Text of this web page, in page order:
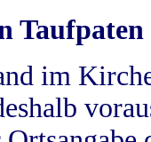
Taufpaten
im